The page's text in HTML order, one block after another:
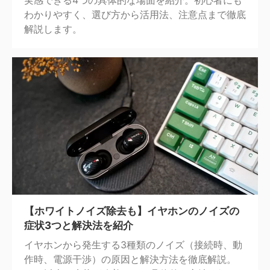
わかりやすく、選び方から活用法、注意点まで徹底
解説します。
【ホワイトノイズ除去も】イヤホンのノイズの
症状3つと解決法を紹介
イヤホンから発生する3種類のノイズ（接続時、動
作時、電源干渉）の原因と解決方法を徹底解説。